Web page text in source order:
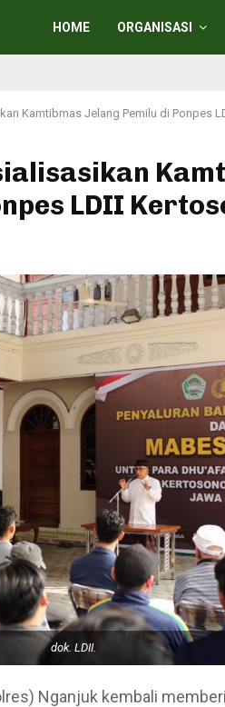
HOME ORGANISASI
Kamtibmas Jelang Pemilu di Ponpes
LDII
dok. LDII.
Nganjuk kembali